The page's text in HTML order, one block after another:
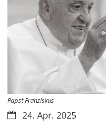
Papst Franziskus
Datum:24. Apr. 2025